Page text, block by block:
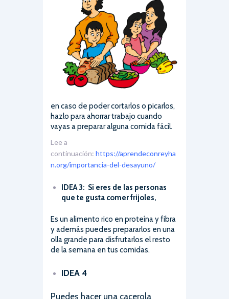
en caso de poder cortarlos o picarlos,
hazlo para ahorrar trabajo cuando
vayas a preparar alguna comida fácil.
Lee a
continuación: https://aprendeconreyha
n.org/importancia-del-desayuno/
IDEA 3: Si eres de las personas
que te gusta comer frijoles,
Es un alimento rico en proteína y fibra
y además puedes prepararlos en una
olla grande para disfrutarlos el resto
de la semana en tus comidas.
IDEA 4
Puedes hacer una cacerola